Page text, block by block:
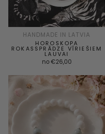
HANDMADE IN LATVIA
HOROSKOPA
ROKASSPRĀDZE VĪRIEŠIEM
LAUVAI
no €26,00